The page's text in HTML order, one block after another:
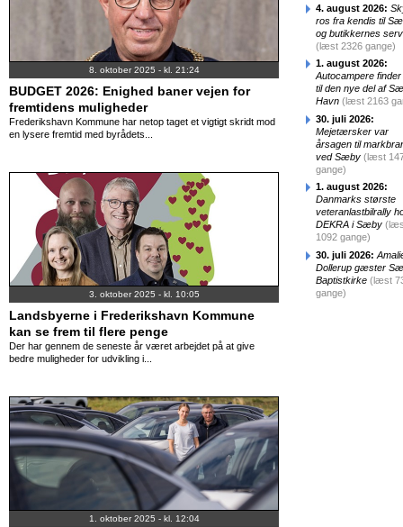
8. oktober 2025 - kl. 21:24
BUDGET 2026: Enighed baner vejen for
fremtidens muligheder
Frederikshavn Kommune har netop taget et vigtigt skridt mod
en lysere fremtid med byrådets...
4. august 2026:
ros fra kendis til
og butikkernes
(læst 2326 gange)
1. august 2026:
Autocampere finder
til den nye del af
Havn (læst 2163
30. juli 2026:
Mejetærsker var
årsagen til
ved Sæby (læst
gange)
1. august 2026:
Danmarks største
veteranlastbilrally
DEKRA i Sæby
1092 gange)
30. juli 2026:
Dollerup gæster
Baptistkirke (læst
gange)
3. oktober 2025 - kl. 10:05
Landsbyerne i Frederikshavn Kommune
kan se frem til flere penge
Der har gennem de seneste år været arbejdet på at give
bedre muligheder for udvikling i...
1. oktober 2025 - kl. 12:04